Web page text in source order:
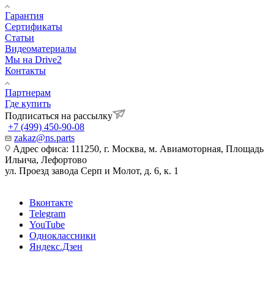
Гарантия
Сертификаты
Статьи
Видеоматериалы
Мы на Drive2
Контакты
Партнерам
Где купить
Подписаться на рассылку
+7 (499) 450-90-08
zakaz@ns.parts
Адрес офиса: 111250, г. Москва, м. Авиамоторная, Площадь
Ильича, Лефортово
ул. Проезд завода Серп и Молот, д. 6, к. 1
Вконтакте
Telegram
YouTube
Одноклассники
Яндекс.Дзен